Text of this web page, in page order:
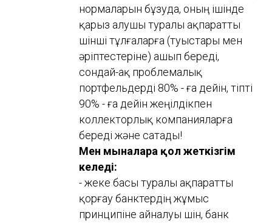
нормаларын бұзуда, оның ішінде
қарыз алушы туралы ақпаратты
үшінші тұлғаларға (туыстары мен
әріптестеріне) ашып береді,
сондай-ақ проблемалық
портфельдерді 80% - ға дейін, тіпті
90% - ға дейін жеңілдікпен
коллекторлық компанияларға
береді және сатады!
Мен мыналарға қол жеткізгім
келеді:
- жеке басы туралы ақпаратты
қорғау банктердің жұмыс
принципіне айналуы үшін, банк